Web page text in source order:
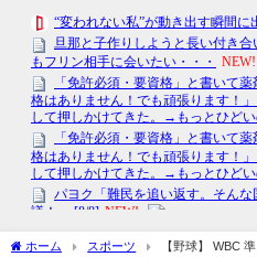
ホーム スポーツ
【野球】 WBC